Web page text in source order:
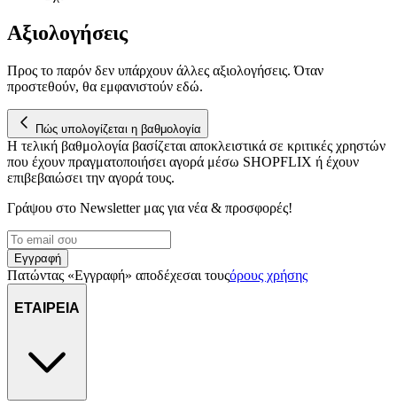
για να αποθηκεύουμε και να έχουμε πρόσβαση σε πληροφορίες
διαφημίσεων και περιεχομένου, τις μετρήσεις σχετικά με
διαφημίσεις και περιεχόμενο, την καλύτερη εικόνα του κοινού
μας και την ανάπτυξη προϊόντων. Επίσης, κοινοποιούμε
πληροφορίες σχετικά με την από μέρους σας χρήση της
τοποθεσίας μας στους συνεργάτες μέσων κοινωνικής
δικτύωσης, διαφημίσεων και ανάλυσης.
Αξιολογήσεις
Προς το παρόν δεν υπάρχουν άλλες αξιολογήσεις. Όταν
προστεθούν, θα εμφανιστούν εδώ.
Πώς υπολογίζεται η βαθμολογία
Η τελική βαθμολογία βασίζεται αποκλειστικά σε κριτικές χρηστών
που έχουν πραγματοποιήσει αγορά μέσω SHOPFLIX ή έχουν
επιβεβαιώσει την αγορά τους.
Γράψου στο Νewsletter μας για νέα & προσφορές!
Εγγραφή
Πατώντας «Εγγραφή» αποδέχεσαι τουςόρους χρήσης
ΕΤΑΙΡΕΙΑ